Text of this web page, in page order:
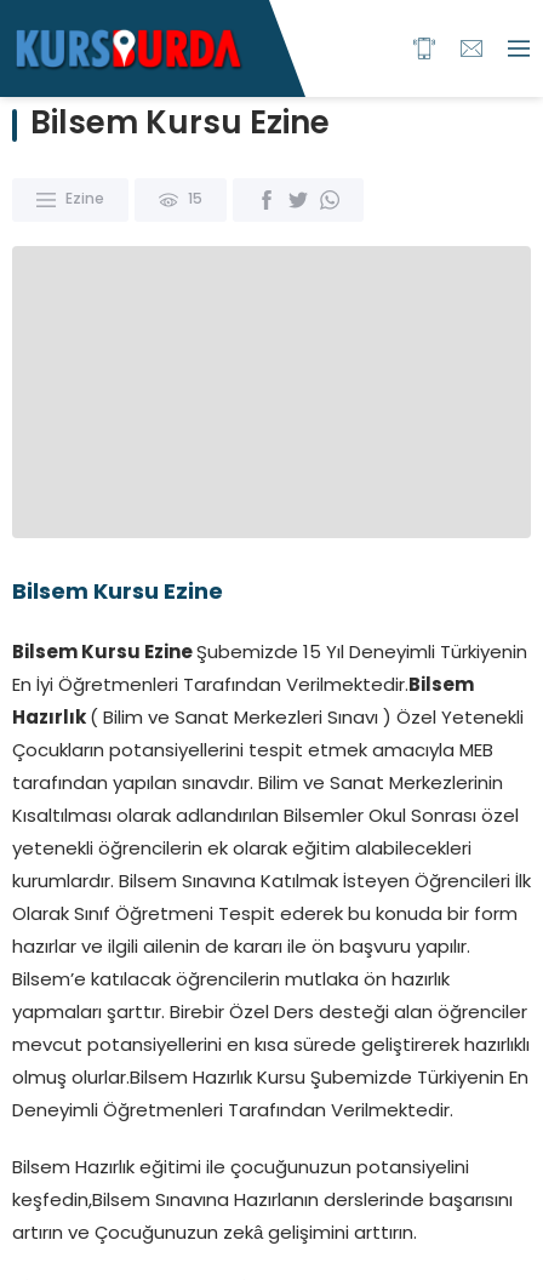
Bilsem Kursu Ezine
Ezine 15
Bilsem Kursu Ezine
Bilsem Kursu Ezine Şubemizde 15 Yıl Deneyimli Türkiyenin
En İyi Öğretmenleri Tarafından Verilmektedir. Bilsem
Hazırlık ( Bilim ve Sanat Merkezleri Sınavı ) Özel Yetenekli
Çocukların potansiyellerini tespit etmek amacıyla MEB
tarafından yapılan sınavdır. Bilim ve Sanat Merkezlerinin
Kısaltılması olarak adlandırılan Bilsemler Okul Sonrası özel
yetenekli öğrencilerin ek olarak eğitim alabilecekleri
kurumlardır. Bilsem Sınavına Katılmak İsteyen Öğrencileri İlk
Olarak Sınıf Öğretmeni Tespit ederek bu konuda bir form
hazırlar ve ilgili ailenin de kararı ile ön başvuru yapılır.
Bilsem’e katılacak öğrencilerin mutlaka ön hazırlık
yapmaları şarttır. Birebir Özel Ders desteği alan öğrenciler
mevcut potansiyellerini en kısa sürede geliştirerek hazırlıklı
olmuş olurlar.Bilsem Hazırlık Kursu Şubemizde Türkiyenin En
Deneyimli Öğretmenleri Tarafından Verilmektedir.
Bilsem Hazırlık eğitimi ile çocuğunuzun potansiyelini
keşfedin,Bilsem Sınavına Hazırlanın derslerinde başarısını
artırın ve Çocuğunuzun zekâ gelişimini arttırın.